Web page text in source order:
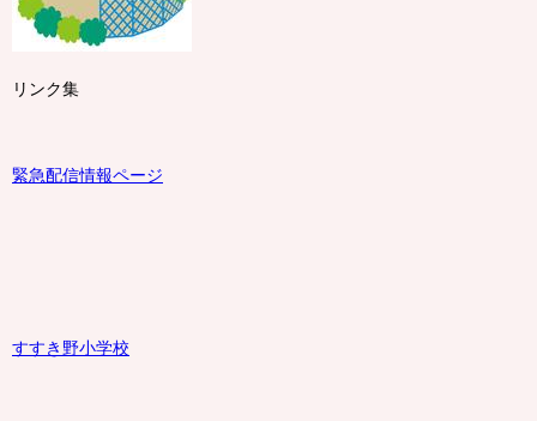
リンク集
緊急配信情報ページ
すすき野小学校